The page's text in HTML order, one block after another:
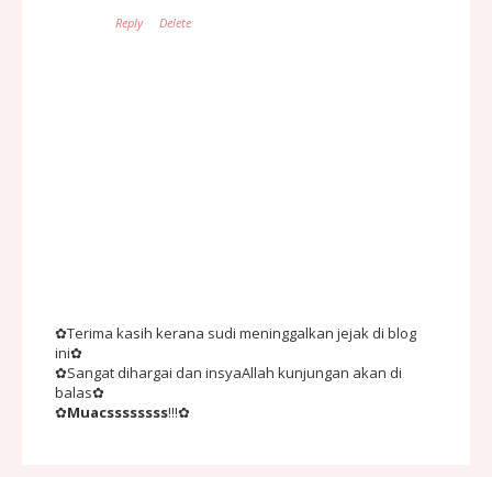
Reply Delete
✿Terima kasih kerana sudi meninggalkan jejak di blog
ini✿
✿Sangat dihargai dan insyaAllah kunjungan akan di
balas✿
✿Muacssssssss!!!✿